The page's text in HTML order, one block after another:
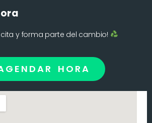
cita y forma parte del cambio!
HORA